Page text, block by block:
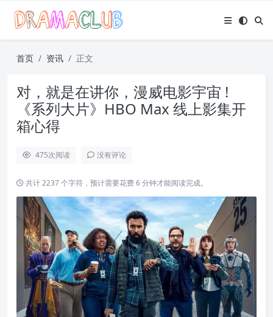
首页 资讯 正文
对，就是在讲你，漫威电影宇宙 !
《系列大片》HBO Max 线上影集开
箱心得
475次阅读 没有评论
共计 2237 个字符，预计需要花费 6 分钟才能阅读完成。